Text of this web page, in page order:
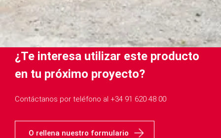
¿Te interesa utilizar este producto
en tu próximo proyecto?
Contáctanos por teléfono al +34 91 620 48 00
O rellena nuestro formulario